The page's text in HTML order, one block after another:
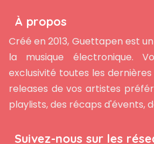
À propos
Créé en 2013, Guettapen est
la musique électronique.
exclusivité toutes les
releases de vos artistes
playlists, des récaps d'évents,
Suivez-nous sur les